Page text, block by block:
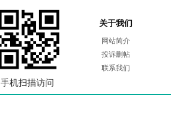
手机扫描访问
关于我们
网站简介
投诉删帖
联系我们